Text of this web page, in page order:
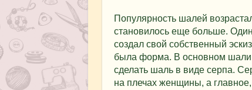
Популярность шалей
становилось еще больше.
создал свой собственный
была форма. В основном шали
сделать шаль в виде серпа.
на плечах женщины, а